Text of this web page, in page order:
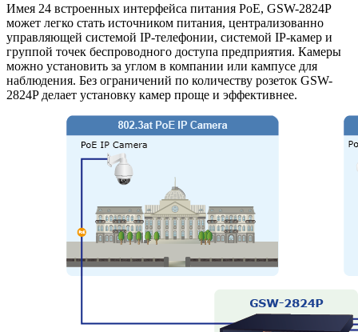
Имея 24 встроенных интерфейса питания PoE, GSW-2824P
может легко стать источником питания, централизованно
управляющей системой IP-телефонии, системой IP-камер и
группой точек беспроводного доступа предприятия. Камеры
можно установить за углом в компании или кампусе для
наблюдения. Без ограничений по количеству розеток GSW-
2824P делает установку камер проще и эффективнее.